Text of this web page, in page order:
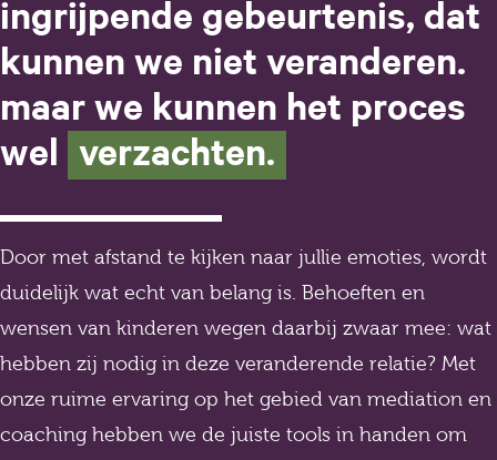
ingrijpende gebeurtenis, dat
kunnen we niet veranderen.
maar we kunnen het proces
wel verzachten.
Door met afstand te kijken naar jullie emoties, wordt
duidelijk wat echt van belang is. Behoeften en
wensen van kinderen wegen daarbij zwaar mee: wat
hebben zij nodig in deze veranderende relatie? Met
onze ruime ervaring op het gebied van mediation en
coaching hebben we de juiste tools in handen om